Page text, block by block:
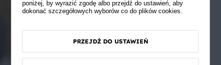
poniżej, by wyrazić zgodę albo przejdź do ustawień, aby
dokonać szczegółowych wyborów co do plików cookies.
PRZEJDŹ DO USTAWIEŃ